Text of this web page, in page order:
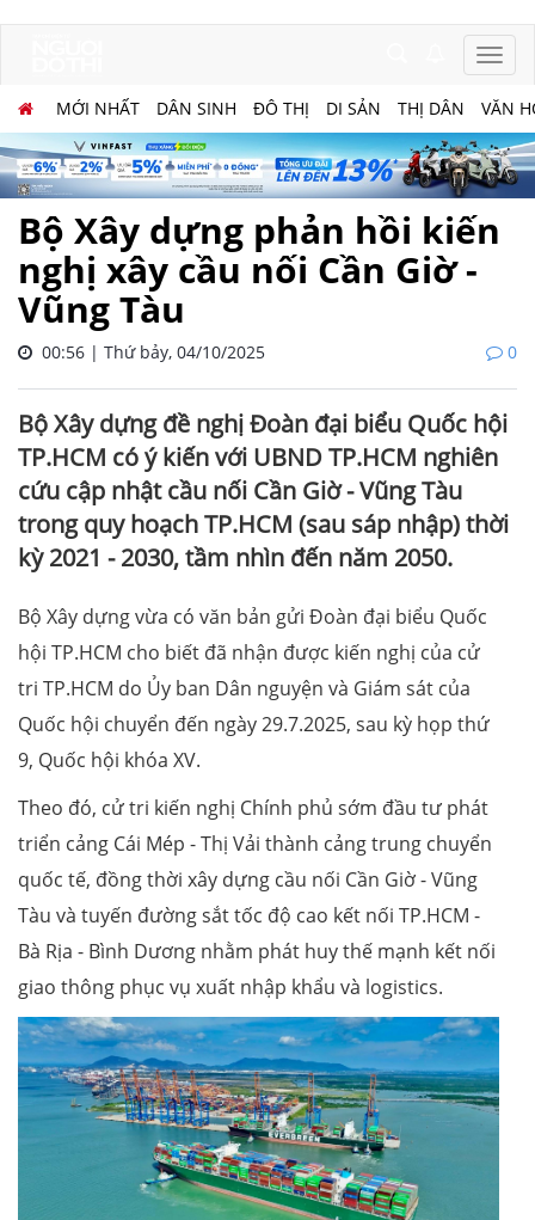
MỚI NHẤT DÂN SINH ĐÔ THỊ DI SẢN THỊ DÂN VĂN
Bộ Xây dựng phản hồi kiến
nghị xây cầu nối Cần Giờ -
Vũng Tàu
00:56 | Thứ bảy, 04/10/2025 0
Bộ Xây dựng đề nghị Đoàn đại biểu Quốc hội
TP.HCM có ý kiến với UBND TP.HCM nghiên
cứu cập nhật cầu nối Cần Giờ - Vũng Tàu
trong quy hoạch TP.HCM (sau sáp nhập) thời
kỳ 2021 - 2030, tầm nhìn đến năm 2050.
Bộ Xây dựng vừa có văn bản gửi Đoàn đại biểu Quốc
hội TP.HCM cho biết đã nhận được kiến nghị của cử
tri TP.HCM do Ủy ban Dân nguyện và Giám sát của
Quốc hội chuyển đến ngày 29.7.2025, sau kỳ họp thứ
9, Quốc hội khóa XV.
Theo đó, cử tri kiến nghị Chính phủ sớm đầu tư phát
triển cảng Cái Mép - Thị Vải thành cảng trung chuyển
quốc tế, đồng thời xây dựng cầu nối Cần Giờ - Vũng
Tàu và tuyến đường sắt tốc độ cao kết nối TP.HCM -
Bà Rịa - Bình Dương nhằm phát huy thế mạnh kết nối
giao thông phục vụ xuất nhập khẩu và logistics.